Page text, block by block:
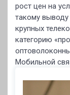
рост цен на
такому
крупных
категорию
Мобильной